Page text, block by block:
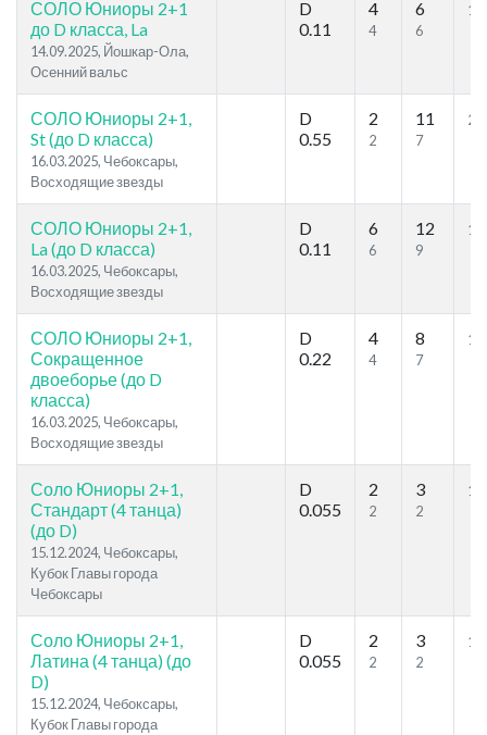
СОЛО Юниоры 2+1
до D класса, La
14.09.2025, Йошкар-Ола,
Осенний вальс
D
0.11
4
4
6
6
СОЛО Юниоры 2+1,
St (до D класса)
16.03.2025, Чебоксары,
Восходящие звезды
D
0.55
2
2
11
7
СОЛО Юниоры 2+1,
La (до D класса)
16.03.2025, Чебоксары,
Восходящие звезды
D
0.11
6
6
12
9
СОЛО Юниоры 2+1,
Сокращенное
двоеборье (до D
класса)
16.03.2025, Чебоксары,
Восходящие звезды
D
0.22
4
4
8
7
Соло Юниоры 2+1,
Стандарт (4 танца)
(до D)
15.12.2024, Чебоксары,
Кубок Главы города
Чебоксары
D
0.055
2
2
3
2
Соло Юниоры 2+1,
Латина (4 танца) (до
D)
15.12.2024, Чебоксары,
Кубок Главы города
D
0.055
2
2
3
2